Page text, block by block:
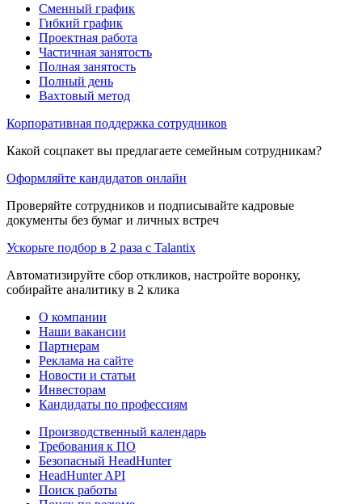
Сменный график
Гибкий график
Проектная работа
Частичная занятость
Полная занятость
Полный день
Вахтовый метод
Корпоративная поддержка сотрудников
Какой соцпакет вы предлагаете семейным сотрудникам?
Оформляйте кандидатов онлайн
Проверяйте сотрудников и подписывайте кадровые
документы без бумаг и личных встреч
Ускорьте подбор в 2 раза с Talantix
Автоматизируйте сбор откликов, настройте воронку,
собирайте аналитику в 2 клика
О компании
Наши вакансии
Партнерам
Реклама на сайте
Новости и статьи
Инвесторам
Кандидаты по профессиям
Производственный календарь
Требования к ПО
Безопасный HeadHunter
HeadHunter API
Поиск работы